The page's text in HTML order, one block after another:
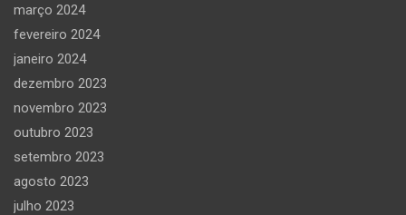
março 2024
fevereiro 2024
janeiro 2024
dezembro 2023
novembro 2023
outubro 2023
setembro 2023
agosto 2023
julho 2023